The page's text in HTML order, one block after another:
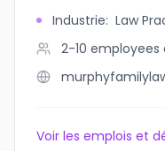
Industrie: Law
2-10 employees
Voir les emplois et